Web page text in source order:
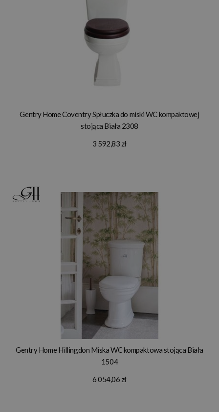
Gentry Home Coventry Spłuczka do miski WC kompaktowej
stojąca Biała 2308
3 592,83 zł
Gentry Home Hillingdon Miska WC kompaktowa stojąca Biała
1504
6 054,06 zł